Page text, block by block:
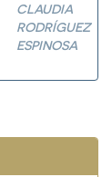
CLAUDIA
RODRÍGUEZ
ESPINOSA